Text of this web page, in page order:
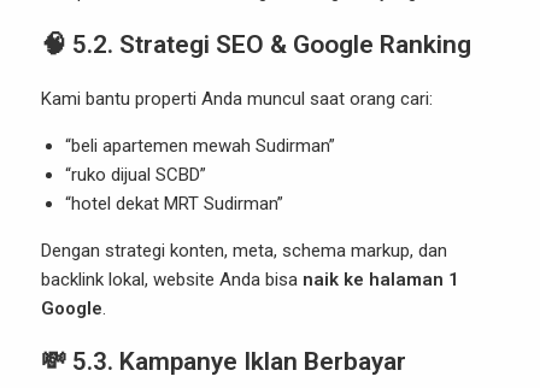
🧠 5.2. Strategi SEO & Google Ranking
Kami bantu properti Anda muncul saat orang cari:
“beli apartemen mewah Sudirman”
“ruko dijual SCBD”
“hotel dekat MRT Sudirman”
Dengan strategi konten, meta, schema markup, dan
backlink lokal, website Anda bisa naik ke halaman 1
Google.
💸 5.3. Kampanye Iklan Berbayar